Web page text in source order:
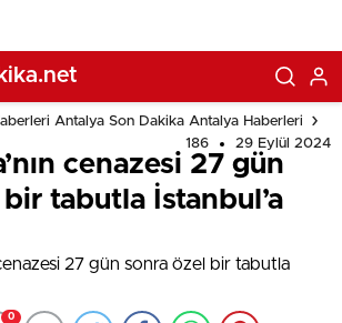
Antalya Son Dakika Antalya Haberleri
186
29 Eylül 2024
cenazesi 27 gün
tabutla İstanbul’a
0